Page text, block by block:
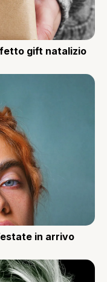
gift natalizio
in arrivo